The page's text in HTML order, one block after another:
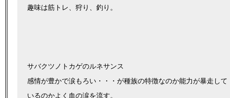
趣味は筋トレ、狩り、釣り。
サバクツノトカゲのルネサンス
感情が豊かで涙もろい・・・が種族の特徴なのか能力が暴走して
いるのかよく血の涙を流す。